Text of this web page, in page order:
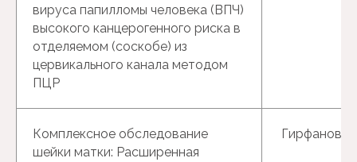
вируса папилломы человека (ВПЧ)
высокого канцерогенного риска в
отделяемом (соскобе) из
цервикального канала методом
ПЦР
Комплексное обследование
шейки матки: Расширенная
Гирфанова